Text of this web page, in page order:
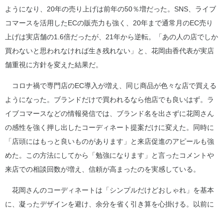
ようになり、20年の売り上げは前年の50％増だった。SNS、ライブ
コマースを活用したECの販売力も強く、20年まで通常月のEC売り
上げは実店舗の1.6倍だったが、21年から逆転。「あの人の店でしか
買わないと思われなければ生き残れない」と、花岡由香代表が実店
舗重視に方針を変えた結果だ。
コロナ禍で専門店のEC導入が増え、同じ商品が色々な店で買える
ようになった。ブランドだけで買われるなら他店でも良いはず。ラ
イブコマースなどの情報発信では、ブランド名を出さずに花岡さん
の感性を強く押し出したコーディネート提案だけに変えた。同時に
「店頭にはもっと良いものがあります」と来店促進のアピールも強
めた。この方法にしてから「勉強になります」と言ったコメントや
来店での相談回数が増え、信頼が高まったのを実感している。
花岡さんのコーディネートは「シンプルだけどおしゃれ」を基本
に、凝ったデザインを避け、余分を省く引き算を心掛ける。以前に